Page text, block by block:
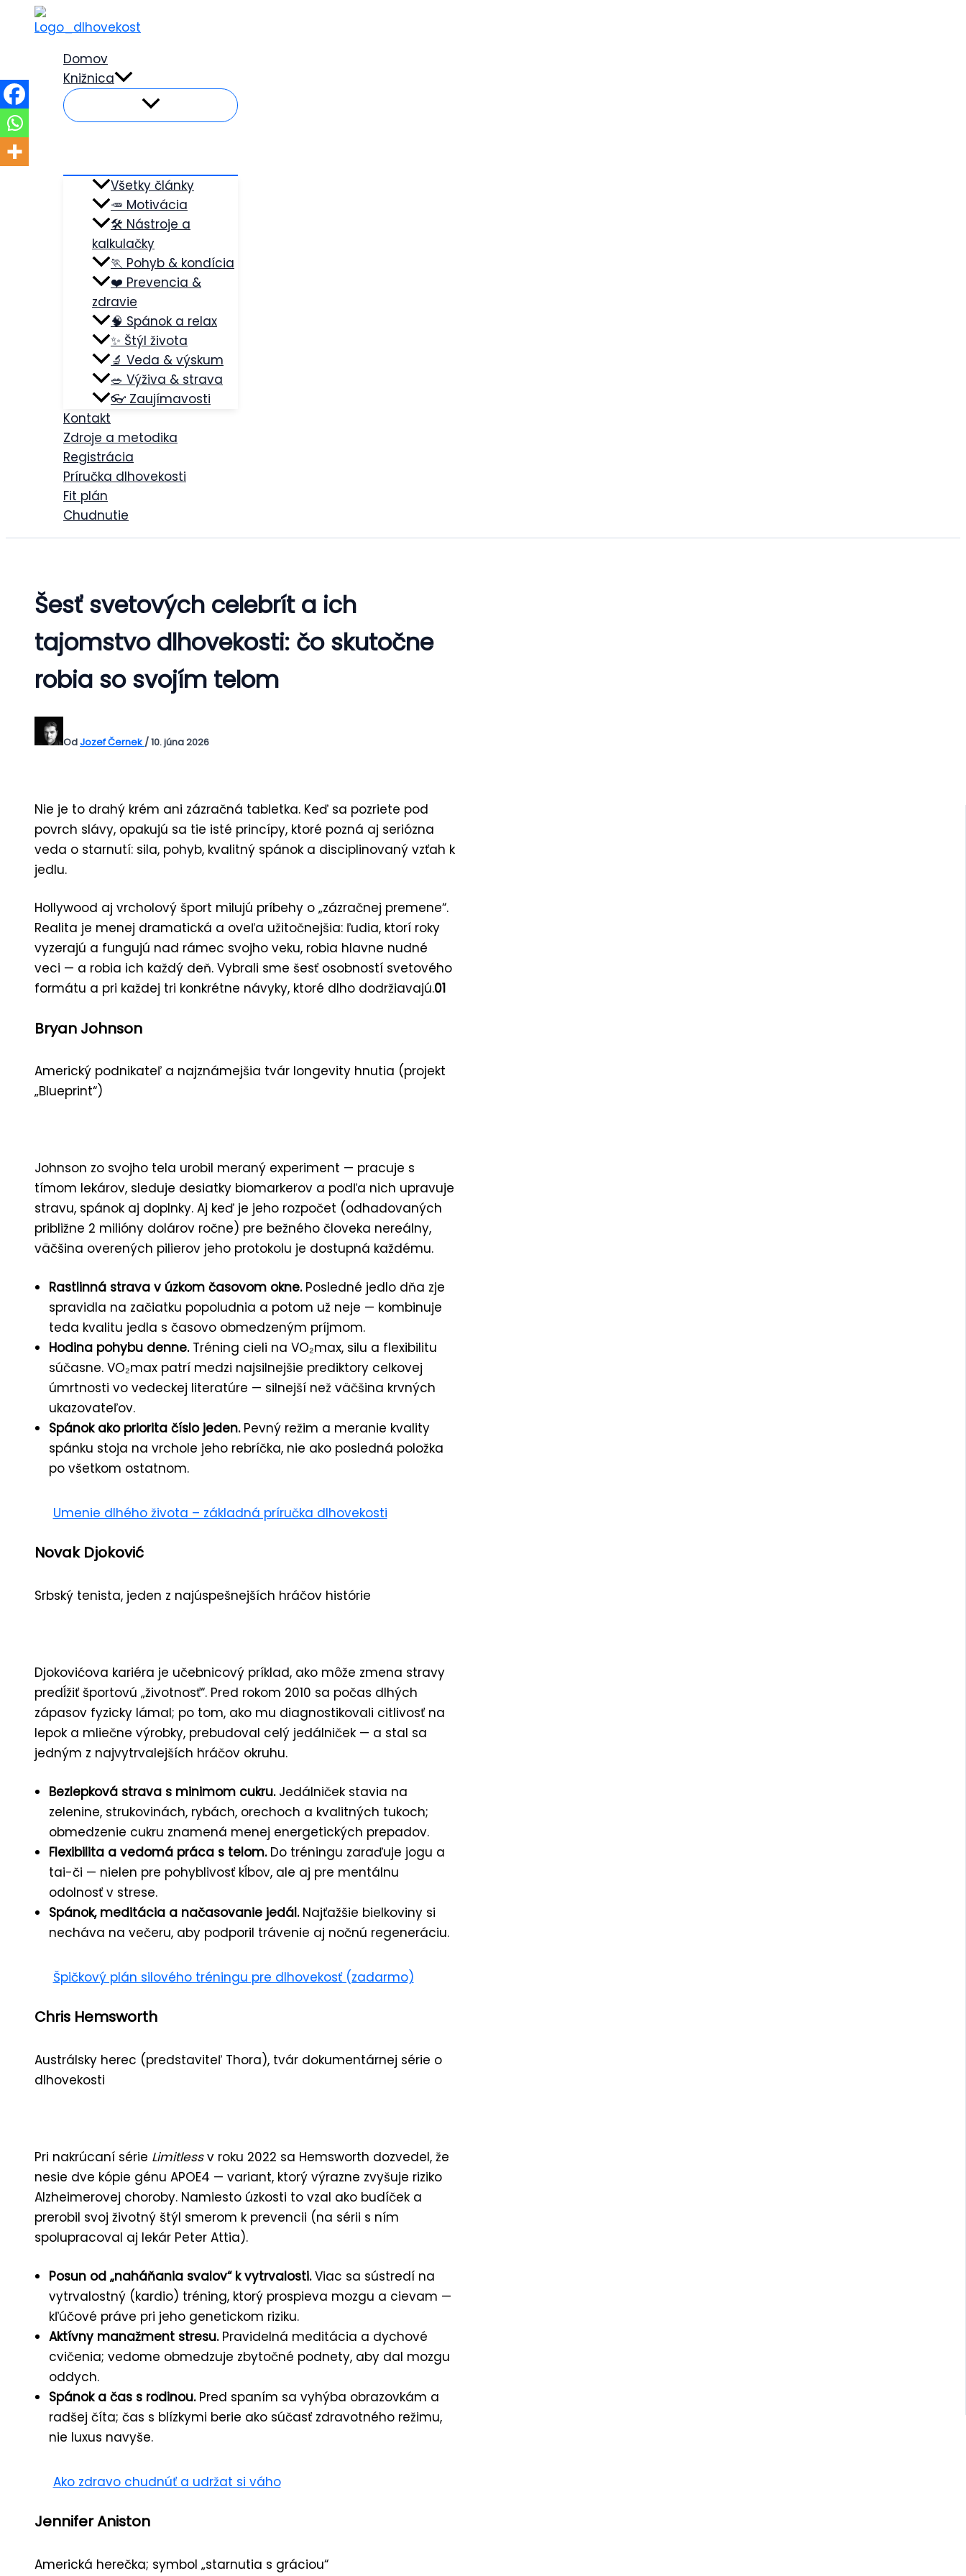
Preskočiť
Domov
Knižnica
Všetky články
🥕 Motivácia
🛠️ Nástroje a
kalkulačky
🏃 Pohyb & kondícia
❤️ Prevencia &
zdravie
🧠 Spánok a relax
✨ Štýl života
🔬 Veda & výskum
🥗 Výživa & strava
👓 Zaujímavosti
Kontakt
Zdroje a metodika
Registrácia
Príručka dlhovekosti
Fit plán
Chudnutie
Šesť svetových celebrít a ich
tajomstvo dlhovekosti: čo skutočne
robia so svojím telom
OdJozef Černek /10. júna 2026
Nie je to drahý krém ani zázračná tabletka. Keď sa pozriete pod
povrch slávy, opakujú sa tie isté princípy, ktoré pozná aj seriózna
veda o starnutí: sila, pohyb, kvalitný spánok a disciplinovaný vzťah k
jedlu.
Hollywood aj vrcholový šport milujú príbehy o „zázračnej premene“.
Realita je menej dramatická a oveľa užitočnejšia: ľudia, ktorí roky
vyzerajú a fungujú nad rámec svojho veku, robia hlavne nudné
veci — a robia ich každý deň. Vybrali sme šesť osobností svetového
formátu a pri každej tri konkrétne návyky, ktoré dlho dodržiavajú.01
Bryan Johnson
Americký podnikateľ a najznámejšia tvár longevity hnutia (projekt
„Blueprint“)
Johnson zo svojho tela urobil meraný experiment — pracuje s
tímom lekárov, sleduje desiatky biomarkerov a podľa nich upravuje
stravu, spánok aj doplnky. Aj keď je jeho rozpočet (odhadovaných
približne 2 milióny dolárov ročne) pre bežného človeka nereálny,
väčšina overených pilierov jeho protokolu je dostupná každému.
Rastlinná strava v úzkom časovom okne.Posledné jedlo dňa zje
spravidla na začiatku popoludnia a potom už neje — kombinuje
teda kvalitu jedla s časovo obmedzeným príjmom.
Hodina pohybu denne.Tréning cieli na VO₂max, silu a flexibilitu
súčasne. VO₂max patrí medzi najsilnejšie prediktory celkovej
úmrtnosti vo vedeckej literatúre — silnejší než väčšina krvných
ukazovateľov.
Spánok ako priorita číslo jeden.Pevný režim a meranie kvality
spánku stoja na vrchole jeho rebríčka, nie ako posledná položka
po všetkom ostatnom.
Umenie dlhého života – základná príručka dlhovekosti
Novak Djoković
Srbský tenista, jeden z najúspešnejších hráčov histórie
Djokovićova kariéra je učebnicový príklad, ako môže zmena stravy
predĺžiť športovú „životnosť“. Pred rokom 2010 sa počas dlhých
zápasov fyzicky lámal; po tom, ako mu diagnostikovali citlivosť na
lepok a mliečne výrobky, prebudoval celý jedálniček — a stal sa
jedným z najvytrvalejších hráčov okruhu.
Bezlepková strava s minimom cukru.Jedálniček stavia na
zelenine, strukovinách, rybách, orechoch a kvalitných tukoch;
obmedzenie cukru znamená menej energetických prepadov.
Flexibilita a vedomá práca s telom.Do tréningu zaraďuje jogu a
tai-či — nielen pre pohyblivosť kĺbov, ale aj pre mentálnu
odolnosť v strese.
Spánok, meditácia a načasovanie jedál.Najťažšie bielkoviny si
necháva na večeru, aby podporil trávenie aj nočnú regeneráciu.
Špičkový plán silového tréningu pre dlhovekosť (zadarmo)
Chris Hemsworth
Austrálsky herec (predstaviteľ Thora), tvár dokumentárnej série o
dlhovekosti
Pri nakrúcaní série Limitlessv roku 2022 sa Hemsworth dozvedel, že
nesie dve kópie génu APOE4 — variant, ktorý výrazne zvyšuje riziko
Alzheimerovej choroby. Namiesto úzkosti to vzal ako budíček a
prerobil svoj životný štýl smerom k prevencii (na sérii s ním
spolupracoval aj lekár Peter Attia).
Posun od „naháňania svalov“ k vytrvalosti.Viac sa sústredí na
vytrvalostný (kardio) tréning, ktorý prospieva mozgu a cievam —
kľúčové práve pri jeho genetickom riziku.
Aktívny manažment stresu.Pravidelná meditácia a dychové
cvičenia; vedome obmedzuje zbytočné podnety, aby dal mozgu
oddych.
Spánok a čas s rodinou.Pred spaním sa vyhýba obrazovkám a
radšej číta; čas s blízkymi berie ako súčasť zdravotného režimu,
nie luxus navyše.
Ako zdravo chudnúť a udržat si váho
Jennifer Aniston
Americká herečka; symbol „starnutia s gráciou“